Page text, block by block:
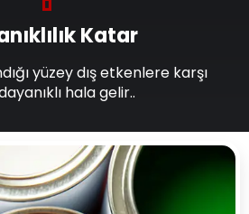
Katar
yüzey dış etkenlere karşı
hala gelir..